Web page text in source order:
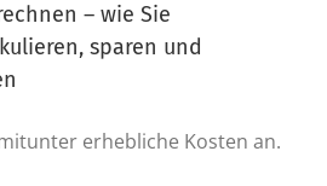
– wie Sie
sparen und
erhebliche Kosten an.